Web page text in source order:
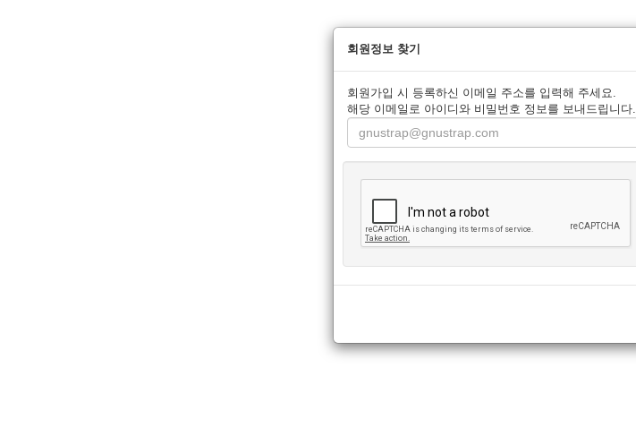
회원정보 찾기
회원가입 시 등록하신 이메일 주소를 입력해 주세요.
해당 이메일로 아이디와 비밀번호 정보를 보내드립니다.